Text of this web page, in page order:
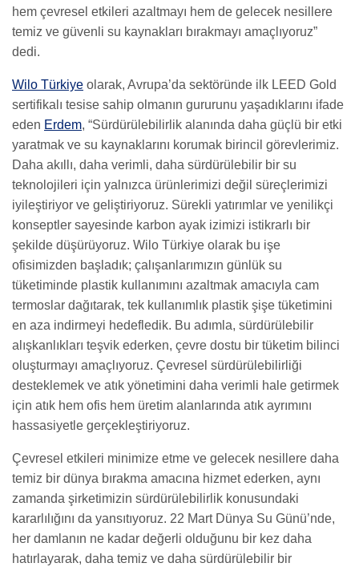
hem çevresel etkileri azaltmayı hem de gelecek nesillere
temiz ve güvenli su kaynakları bırakmayı amaçlıyoruz”
dedi.
Wilo Türkiye olarak, Avrupa’da sektöründe ilk LEED Gold
sertifikalı tesise sahip olmanın gururunu yaşadıklarını ifade
eden Erdem, “Sürdürülebilirlik alanında daha güçlü bir etki
yaratmak ve su kaynaklarını korumak birincil görevlerimiz.
Daha akıllı, daha verimli, daha sürdürülebilir bir su
teknolojileri için yalnızca ürünlerimizi değil süreçlerimizi
iyileştiriyor ve geliştiriyoruz. Sürekli yatırımlar ve yenilikçi
konseptler sayesinde karbon ayak izimizi istikrarlı bir
şekilde düşürüyoruz. Wilo Türkiye olarak bu işe
ofisimizden başladık; çalışanlarımızın günlük su
tüketiminde plastik kullanımını azaltmak amacıyla cam
termoslar dağıtarak, tek kullanımlık plastik şişe tüketimini
en aza indirmeyi hedefledik. Bu adımla, sürdürülebilir
alışkanlıkları teşvik ederken, çevre dostu bir tüketim bilinci
oluşturmayı amaçlıyoruz. Çevresel sürdürülebilirliği
desteklemek ve atık yönetimini daha verimli hale getirmek
için atık hem ofis hem üretim alanlarında atık ayrımını
hassasiyetle gerçekleştiriyoruz.
Çevresel etkileri minimize etme ve gelecek nesillere daha
temiz bir dünya bırakma amacına hizmet ederken, aynı
zamanda şirketimizin sürdürülebilirlik konusundaki
kararlılığını da yansıtıyoruz. 22 Mart Dünya Su Günü’nde,
her damlanın ne kadar değerli olduğunu bir kez daha
hatırlayarak, daha temiz ve daha sürdürülebilir bir